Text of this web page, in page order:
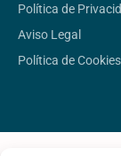
Política de
Aviso Legal
Política de Cookies